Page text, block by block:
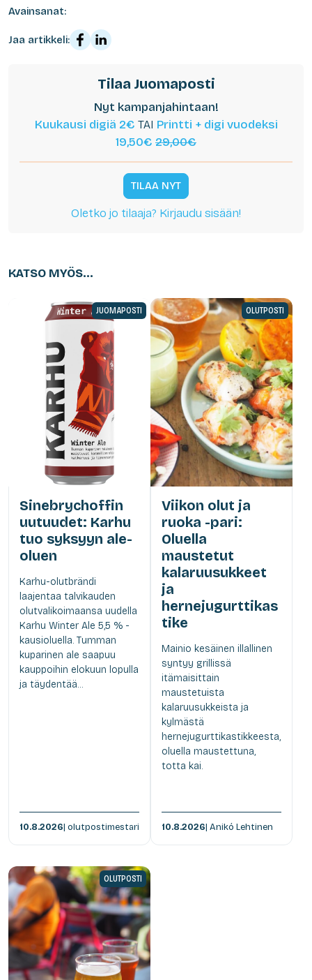
Avainsanat:
Jaa artikkeli:
Tilaa Juomaposti
Nyt kampanjahintaan!
Kuukausi digiä 2€ TAI Printti + digi vuodeksi
19,50€ 29,00€
TILAA NYT
Oletko jo tilaaja? Kirjaudu sisään!
KATSO MYÖS...
JUOMAPOSTI
Sinebrychoffin
uutuudet: Karhu
tuo syksyyn ale-
oluen
Karhu-olutbrändi
laajentaa talvikauden
olutvalikoimaansa uudella
Karhu Winter Ale 5,5 % -
kausioluella. Tumman
kuparinen ale saapuu
kauppoihin elokuun lopulla
ja täydentää...
10.8.2026| olutpostimestari
OLUTPOSTI
Viikon olut ja
ruoka -pari:
Oluella
maustetut
kalaruusukkeet
ja
hernejugurttikas
tike
Mainio kesäinen illallinen
syntyy grillissä
itämaisittain
maustetuista
kalaruusukkeista ja
kylmästä
hernejugurttikastikkeesta,
oluella maustettuna,
totta kai.
10.8.2026| Anikó Lehtinen
OLUTPOSTI